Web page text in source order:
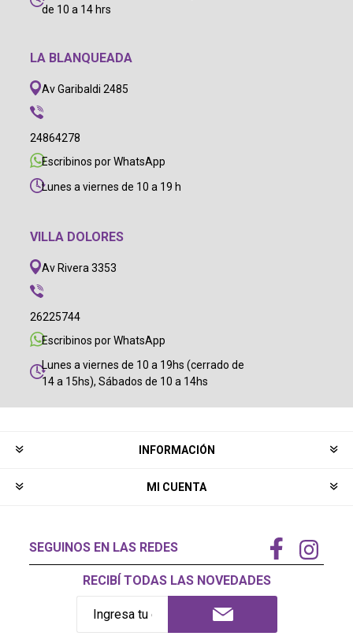
de 10 a 14 hrs
LA BLANQUEADA
Av Garibaldi 2485
24864278
Escribinos por WhatsApp
Lunes a viernes de 10 a 19 h
VILLA DOLORES
Av Rivera 3353
26225744
Escribinos por WhatsApp
Lunes a viernes de 10 a 19hs (cerrado de
14 a 15hs), Sábados de 10 a 14hs
INFORMACIÓN
MI CUENTA
SEGUINOS EN LAS REDES
RECIBÍ TODAS LAS NOVEDADES